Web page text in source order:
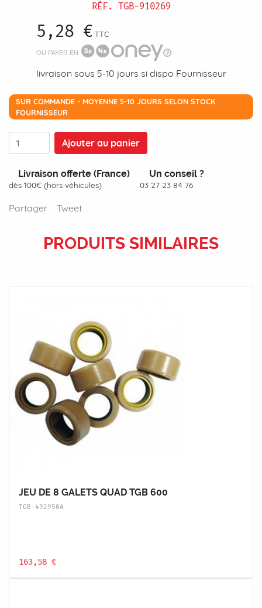
RÉF. TGB-910269
5,28 € TTC
OU PAYER EN
livraison sous 5-10 jours si dispo Fournisseur
SUR COMMANDE - MOYENNE 5-10 JOURS SELON STOCK
FOURNISSEUR
Ajouter au panier
Livraison offerte (France)
dès 100€ (hors véhicules)
Un conseil ?
03 27 23 84 76
Partager Tweet
PRODUITS SIMILAIRES
JEU DE 8 GALETS QUAD TGB 600
TGB-492950A
163,58 €